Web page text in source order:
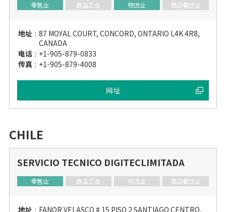
零售业 食品工业 物流业 酒店餐饮业
地址 : 87 MOYAL COURT, CONCORD, ONTARIO L4K 4R8,
CANADA
电话 : +1-905-879-0833
传真 : +1-905-879-4008
网址
CHILE
SERVICIO TECNICO DIGITECLIMITADA
零售业 食品工业 物流业 酒店餐饮业
地址 : FANOR VELASCO # 15 PISO 2 SANTIAGO CENTRO,